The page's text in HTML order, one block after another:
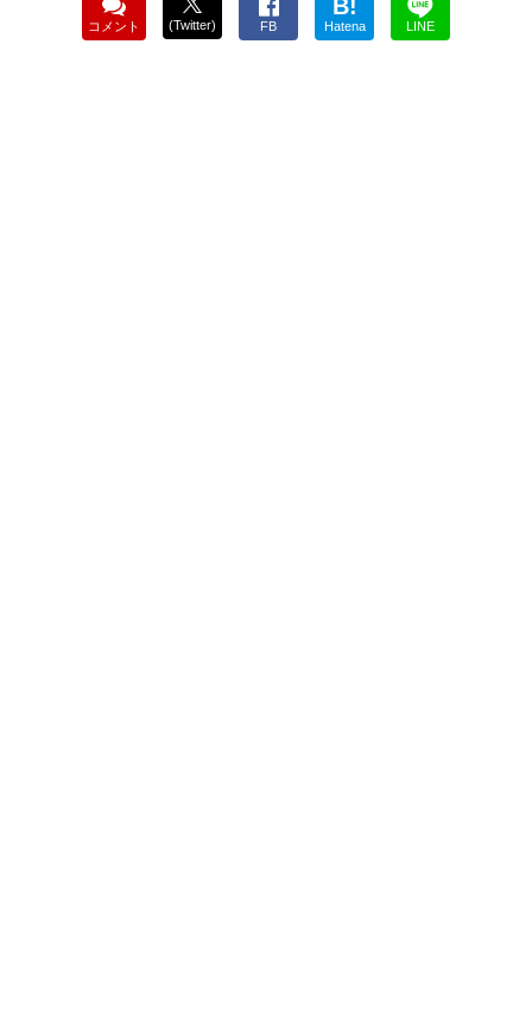
コメント (Twitter) FB
B!
Hatena LINE